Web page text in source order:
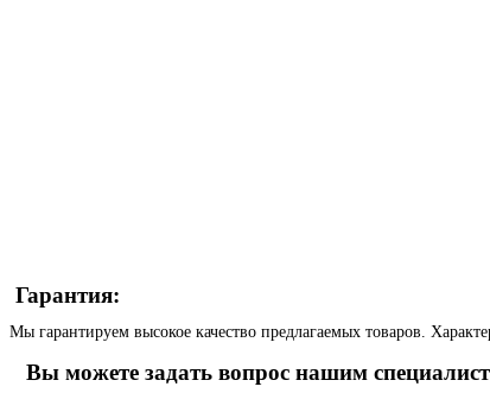
Гарантия:
Мы гарантируем высокое качество предлагаемых товаров.
Вы можете задать вопрос нашим